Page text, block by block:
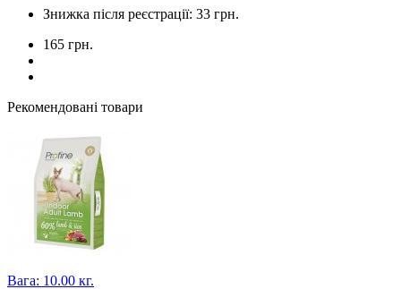
Знижка після реєстрації: 33 грн.
165 грн.
Рекомендовані товари
Вага: 10.00 кг.